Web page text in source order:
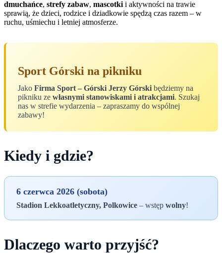
dmuchańce, strefy zabaw, mascotki i aktywności na trawie
sprawią, że dzieci, rodzice i dziadkowie spędzą czas razem – w
ruchu, uśmiechu i letniej atmosferze.
Sport Górski na pikniku
Jako Firma Sport – Górski Jerzy Górski będziemy na
pikniku ze własnymi stanowiskami i atrakcjami. Szukaj
nas w strefie wydarzenia – zapraszamy do wspólnej
zabawy!
Kiedy i gdzie?
6 czerwca 2026 (sobota)
Stadion Lekkoatletyczny, Polkowice – wstęp wolny!
Dlaczego warto przyjść?